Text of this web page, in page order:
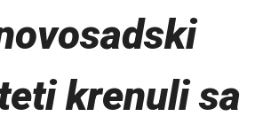
krenuli sa